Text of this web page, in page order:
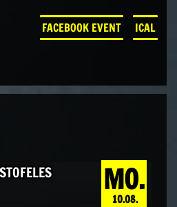
FACEBOOK EVENT ICAL
MO.
10.08.